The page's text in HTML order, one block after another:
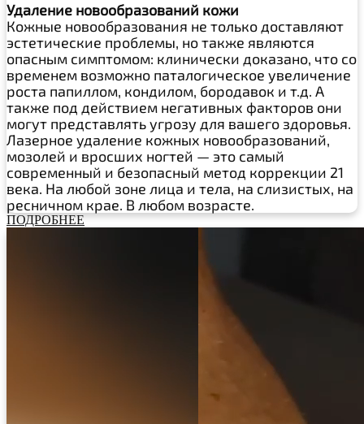
Удаление новообразований кожи
Кожные новообразования не только доставляют
эстетические проблемы, но также являются
опасным симптомом: клинически доказано, что со
временем возможно паталогическое увеличение
роста папиллом, кондилом, бородавок и т.д. А
также под действием негативных факторов они
могут представлять угрозу для вашего здоровья.
Лазерное удаление кожных новообразований,
мозолей и вросших ногтей — это самый
современный и безопасный метод коррекции 21
века. На любой зоне лица и тела, на слизистых, на
ресничном крае. В любом возрасте.
ПОДРОБНЕЕ